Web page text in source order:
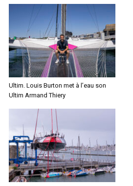
Ultim. Louis Burton met à l’eau son
Ultim Armand Thiery